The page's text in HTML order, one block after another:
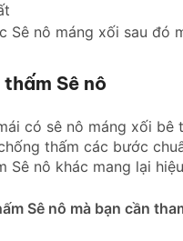
nô máng xối sau đó
Sê nô
có sê nô máng xối bê
thấm các bước
nô khác mang lại
Sê nô mà bạn cần